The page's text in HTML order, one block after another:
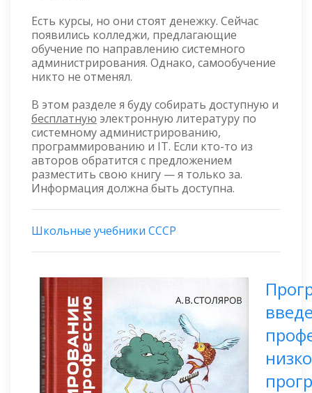
Есть курсы, но они стоят денежку. Сейчас
появились колледжи, предлагающие
обучение по направлению системного
администрирования. Однако, самообучение
никто не отменял.
В этом разделе я буду собирать доступную и
бесплатную электронную литературу по
системному администрированию,
программированию и IT. Если кто-то из
авторов обратится с предложением
разместить свою книгу — я только за.
Информация должна быть доступна.
Школьные учебники СССР